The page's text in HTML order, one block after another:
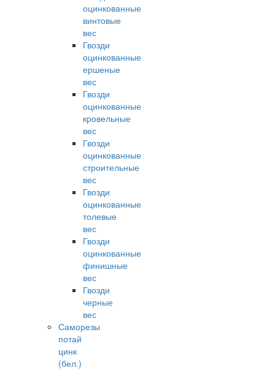
оцинкованные
винтовые
вес
Гвозди
оцинкованные
ершеные
вес
Гвозди
оцинкованные
кровельные
вес
Гвозди
оцинкованные
строительные
вес
Гвозди
оцинкованные
толевые
вес
Гвозди
оцинкованные
финишные
вес
Гвозди
черные
вес
Саморезы
потай
цинк
(бел.)